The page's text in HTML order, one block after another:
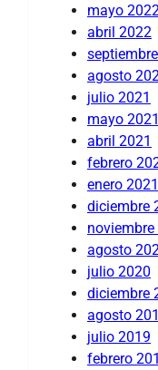
mayo 2022
abril 2022
agosto
julio 2021
mayo 2021
abril 2021
febrero
enero 2021
diciembre
noviembre
agosto
julio 2020
diciembre
agosto
julio 2019
febrero